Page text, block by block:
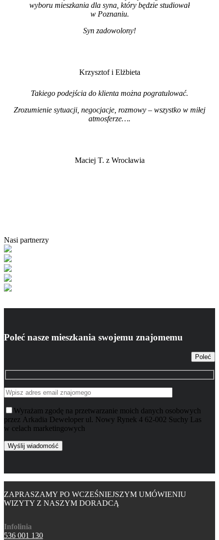
wyboru mieszkania dla syna, który będzie studiował
w Poznaniu.
Syn zadowolony!
Krzysztof i Elżbieta
Takiego podejścia do klienta można pogratulować.
Zrozumienie sytuacji, negocjacje, rozmowy – wszystko w miłej
atmosferze….
Maciej T. z Wrocławia
Nasi partnerzy
Poleć nasze mieszkania swojemu znajomemu
Poleć
Wyrażam zgodę na przetwarzanie moich danych osobowych
przez Arkadia Deweloper ul. Nowy Rynek 4 62-002 Suchy Las
w celach marketingowych
ZAPRASZAMY PO WCZEŚNIEJSZYM UMÓWIENIU
WIZYTY Z NASZYM DORADCĄ
Infolinia
536 001 130